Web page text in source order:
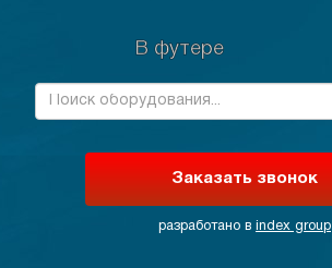
В футере
Заказать звонок
разработано в index group